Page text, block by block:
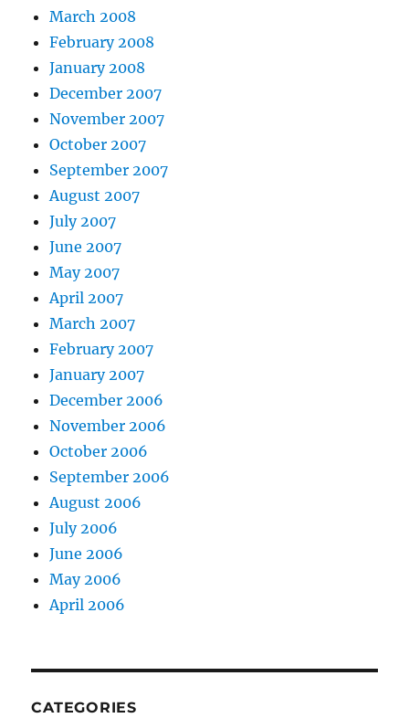
March 2008
February 2008
January 2008
December 2007
November 2007
October 2007
September 2007
August 2007
July 2007
June 2007
May 2007
April 2007
March 2007
February 2007
January 2007
December 2006
November 2006
October 2006
September 2006
August 2006
July 2006
June 2006
May 2006
April 2006
CATEGORIES